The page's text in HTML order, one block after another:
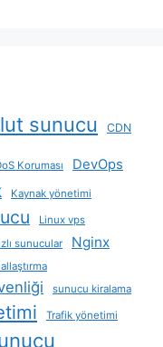
sunucu CDN
Koruması DevOps
Kaynak yönetimi
Linux vps
sunucular Nginx
sunucu kiralama
Trafik yönetimi